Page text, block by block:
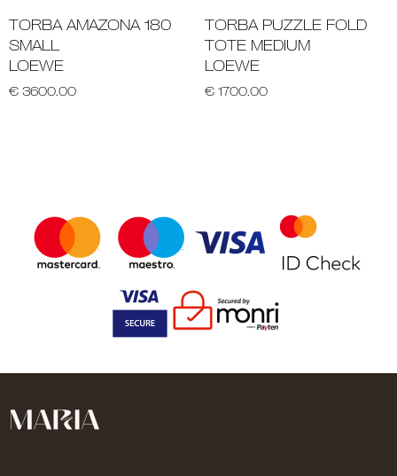
TORBA AMAZONA 180
SMALL
LOEWE
€ 3600.00
TORBA PUZZLE FOLD
TOTE MEDIUM
LOEWE
€ 1700.00